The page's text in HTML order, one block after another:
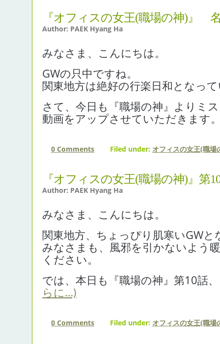
『オフィスの女王(職場の神)』
Author: PAEK Hyang Ha
みなさま、こんにちは。
GWの只中ですね。
関東地方は絶好の行楽日和となっ
さて、今日も『職場の神』よりミ
動画をアップさせていただきます
0 Comments Filed under: オフィスの女王(職場
『オフィスの女王(職場の神)』第
Author: PAEK Hyang Ha
みなさま、こんにちは。
関東地方、ちょっぴり肌寒いGW
みなさまも、風邪を引かないよう
ください。
では、本日も『職場の神』第10話
らに…)
0 Comments Filed under: オフィスの女王(職場